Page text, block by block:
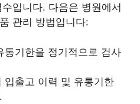
입니다. 다음은 병원에서
관리 방법입니다:
통기한을 정기적으로 검사
입출고 이력 및 유통기한